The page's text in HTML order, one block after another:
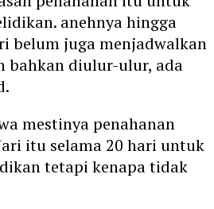
anehnya hingga
belum juga menjadwalkan
bahkan diulur-ulur, ada
mestinya penahanan
itu selama 20 hari untuk
tetapi kenapa tidak